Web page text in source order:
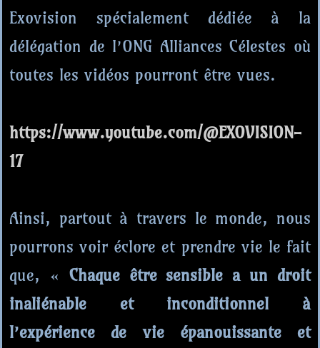
Exovision spécialement dédiée à la
délégation de l’ONG Alliances Célestes où
toutes les vidéos pourront être vues.
https://www.youtube.com/@EXOVISION-
17
Ainsi, partout à travers le monde, nous
pourrons voir éclore et prendre vie le fait
que, « Chaque être sensible a un droit
inaliénable et inconditionnel à
l’expérience de vie épanouissante et